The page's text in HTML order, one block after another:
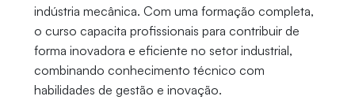
indústria mecânica. Com uma formação completa,
o curso capacita profissionais para contribuir de
forma inovadora e eficiente no setor industrial,
combinando conhecimento técnico com
habilidades de gestão e inovação.